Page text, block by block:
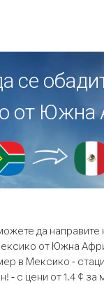
се
от Южна
да направите
от Южна
в Мексико -
- с цени от 1.4 ¢ за